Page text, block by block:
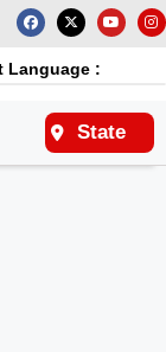
Language :
राष्ट्रीय
State